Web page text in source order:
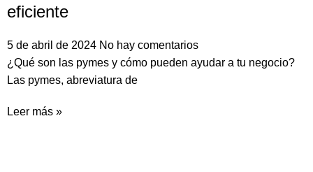
eficiente
5 de abril de 2024 No hay comentarios
¿Qué son las pymes y cómo pueden ayudar a tu negocio?
Las pymes, abreviatura de
Leer más »